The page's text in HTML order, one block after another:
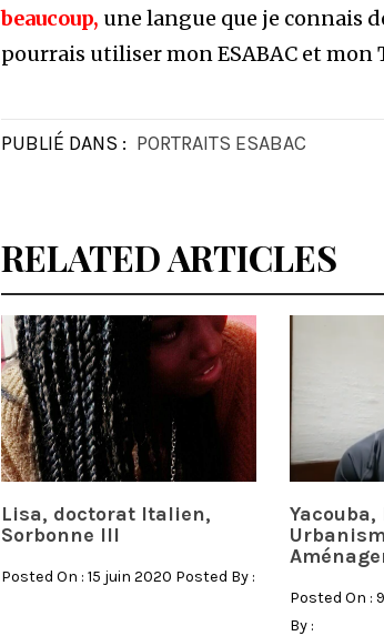
beaucoup, une langue que je connais
pourrais utiliser mon ESABAC et mon
PUBLIÉ DANS : PORTRAITS ESABAC
RELATED ARTICLES
Lisa, doctorat Italien,
Sorbonne III
Posted On : 15 juin 2020 Posted By :
Posted On :
By :